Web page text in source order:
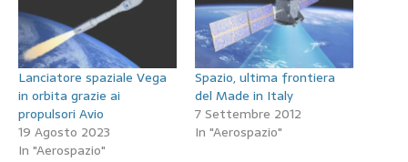
Lanciatore spaziale Vega
in orbita grazie ai
propulsori Avio
19 Agosto 2023
In "Aerospazio"
Spazio, ultima frontiera
del Made in Italy
7 Settembre 2012
In "Aerospazio"